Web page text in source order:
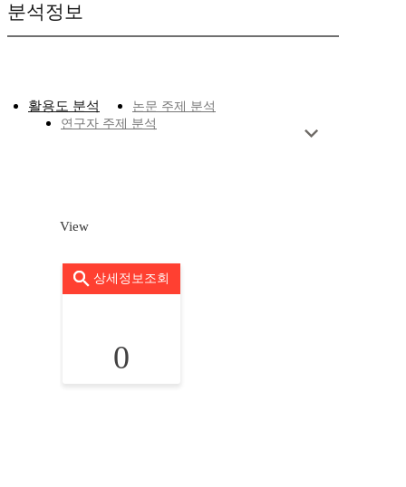
분석정보
활용도 분석
논문 주제 분석
연구자 주제 분석
View
상세정보조회
0